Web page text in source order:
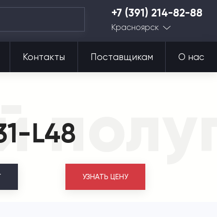
+7 (391) 214-82-88
Красноярск
Контакты Поставщикам О нас
L48
УЗНАТЬ ЦЕНУ